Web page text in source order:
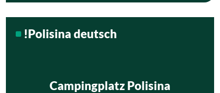
!Polisina deutsch
Campingplatz Polisina